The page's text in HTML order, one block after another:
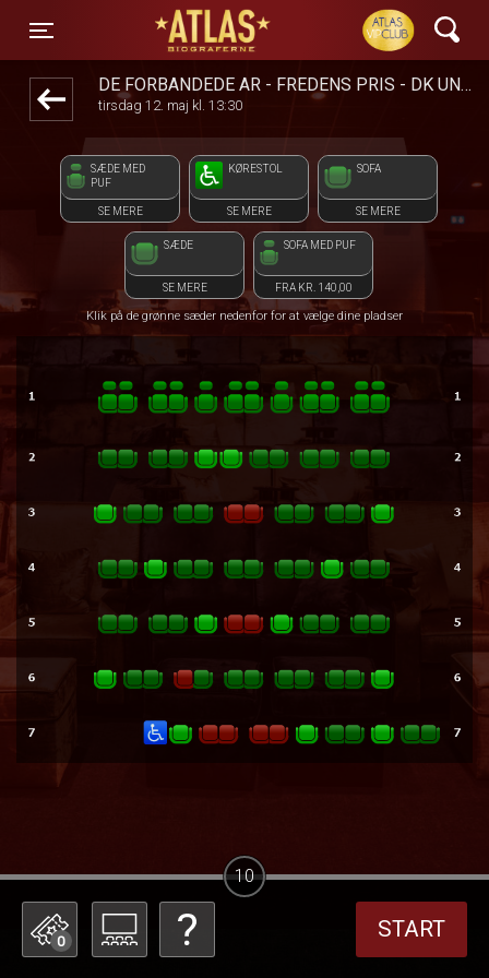
Toggle navigation
ATLAS Biograferne
DE FORBANDEDE ÅR - FREDENS PRIS - DK UNDERTEKSTER
tirsdag 12. maj kl. 13:30
SÆDE MED
PUF
SE MERE
KØRESTOL
SE MERE
SOFA
SE MERE
SÆDE
SE MERE
SOFA MED PUF
FRA KR. 140,00
Klik på de grønne sæder nedenfor for at vælge dine pladser
0 START
10
front03-cc 013357